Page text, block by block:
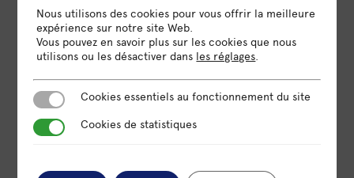
ORGANISATEUR
OMNICITÉ
PARTICIPANTS
MULLER
Nous utilisons des cookies pour vous offrir la meilleure
expérience sur notre site Web.
Vous pouvez en savoir plus sur les cookies que nous
utilisons ou les désactiver dans les réglages.
Cookies essentiels au fonctionnement du site
Cookies essentiels au fonctionnement du site
Cookies de statistiques
Cookies de statistiques